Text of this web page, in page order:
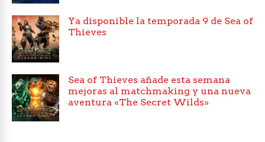
Ya disponible la temporada 9 de Sea of
Thieves
Sea of Thieves añade esta semana
mejoras al matchmaking y una nueva
aventura «The Secret Wilds»